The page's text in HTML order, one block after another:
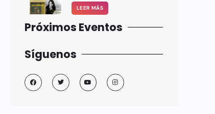
LEER MÁS
Próximos Eventos
Síguenos